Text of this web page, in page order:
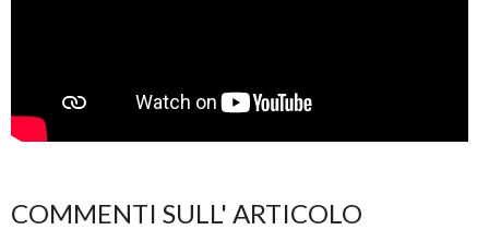
COMMENTI SULL' ARTICOLO